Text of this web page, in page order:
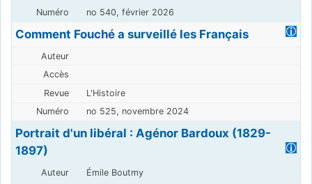
no 540, février 2026
Comment Fouché a surveillé les Français
L'Histoire
no 525, novembre 2024
Portrait d'un libéral : Agénor Bardoux (1829-
1897)
Émile Boutmy